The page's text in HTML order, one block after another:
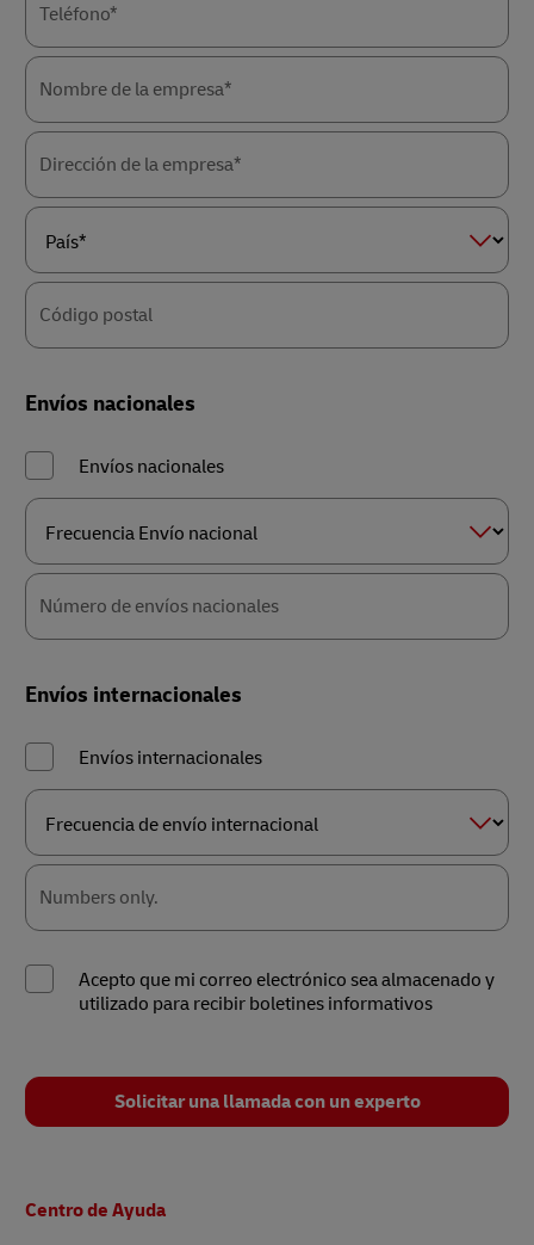
Teléfono*
Nombre de la empresa*
Dirección de la empresa*
País*
Código postal
Envíos nacionales
Envíos nacionales
Frecuencia
Envío
nacional
Número de envíos nacionales
Envíos internacionales
Envíos internacionales
Frecuencia
de
envío
internacional
Numbers only.
Acepto que mi correo electrónico sea almacenado y
utilizado para recibir boletines informativos
Solicitar una llamada con un experto
de
Centro de Ayuda